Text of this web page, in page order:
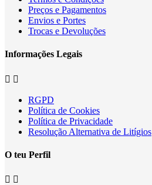
Preços e Pagamentos
Envios e Portes
Trocas e Devoluções
Informações Legais
 
RGPD
Política de Cookies
Política de Privacidade
Resolução Alternativa de Litígios
O teu Perfil
 